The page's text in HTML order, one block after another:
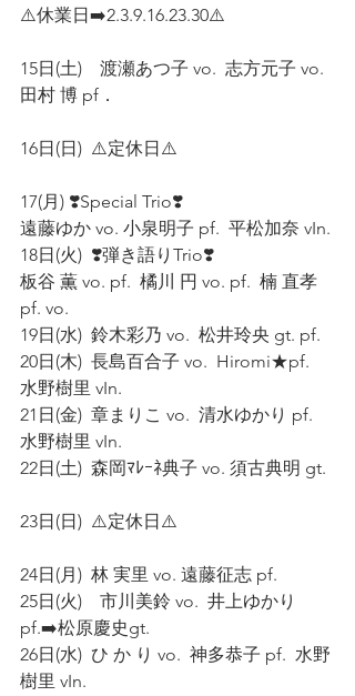
⚠️休業日➡️2.3.9.16.23.30⚠️
15日(土)    渡瀬あつ子 vo.  志方元子 vo.
田村 博 pf．
16日(日)  ⚠️定休日⚠️
17(月) ❣️Special Trio❣️
遠藤ゆか vo. 小泉明子 pf.  平松加奈 vIn.
18日(火)  ❣️弾き語りTrio❣️
板谷 薫 vo. pf.  橘川 円 vo. pf.  楠 直孝
pf. vo.
19日(水)  鈴木彩乃 vo.  松井玲央 gt. pf.
20日(木)  長島百合子 vo.  Hiromi★pf.
水野樹里 vIn.
21日(金)  章まりこ vo.  清水ゆかり pf.
水野樹里 vIn.
22日(土)  森岡ﾏﾚｰﾈ典子 vo. 須古典明 gt.
23日(日)  ⚠️定休日⚠️
24日(月)  林 実里 vo. 遠藤征志 pf.
25日(火)    市川美鈴 vo.  井上ゆかり
pf.➡️松原慶史gt.
26日(水)  ひ か り vo.  神多恭子 pf.  水野
樹里 vIn.